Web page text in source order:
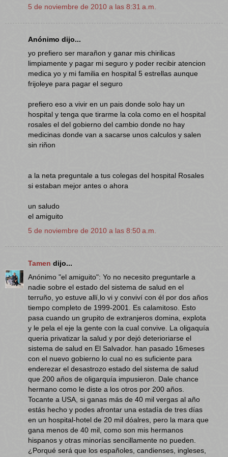
5 de noviembre de 2010 a las 8:31 a.m.
Anónimo dijo...
yo prefiero ser marañon y ganar mis chirilicas
limpiamente y pagar mi seguro y poder recibir atencion
medica yo y mi familia en hospital 5 estrellas aunque
frijoleye para pagar el seguro
prefiero eso a vivir en un pais donde solo hay un
hospital y tenga que tirarme la cola como en el hospital
rosales el del gobierno del cambio donde no hay
medicinas donde van a sacarse unos calculos y salen
sin riñon
a la neta preguntale a tus colegas del hospital Rosales
si estaban mejor antes o ahora
un saludo
el amiguito
5 de noviembre de 2010 a las 8:50 a.m.
Tamen dijo...
Anónimo "el amiguito": Yo no necesito preguntarle a
nadie sobre el estado del sistema de salud en el
terruño, yo estuve allí,lo vi y conviví con él por dos años
tiempo completo de 1999-2001. Es calamitoso. Esto
pasa cuando un grupito de extranjeros domina, explota
y le pela el eje la gente con la cual convive. La oligaquía
queria privatizar la salud y por dejó deterioriarse el
sistema de salud en El Salvador. han pasado 16meses
con el nuevo gobierno lo cual no es suficiente para
enderezar el desastrozo estado del sistema de salud
que 200 años de oligarquía impusieron. Dale chance
hermano como le diste a los otros por 200 años.
Tocante a USA, si ganas más de 40 mil vergas al año
estás hecho y podes afrontar una estadía de tres días
en un hospital-hotel de 20 mil dóalres, pero la mara que
gana menos de 40 mil, como son mis hermanos
hispanos y otras minorías sencillamente no pueden.
¿Porqué será que los españoles, candienses, ingleses,